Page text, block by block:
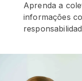
Aprenda a
informações